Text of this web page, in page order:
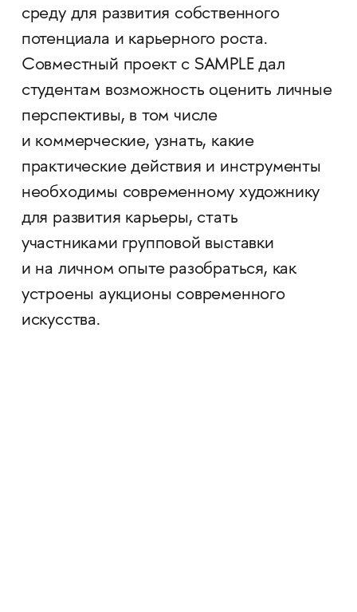
среду для развития собственного
потенциала и карьерного роста.
Совместный проект с SAMPLE дал
студентам возможность оценить личные
перспективы, в том числе
и коммерческие, узнать, какие
практические действия и инструменты
необходимы современному художнику
для развития карьеры, стать
участниками групповой выставки
и на личном опыте разобраться, как
устроены аукционы современного
искусства.